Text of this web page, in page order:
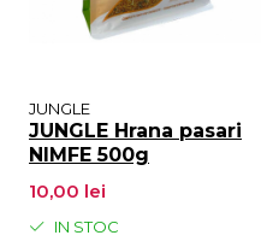
JUNGLE
JUNGLE Hrana pasari
NIMFE 500g
10,00 lei
IN STOC